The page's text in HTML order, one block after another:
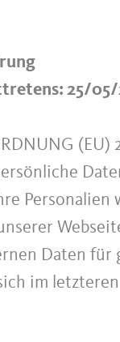
25/05/
(EU)
Daten
im